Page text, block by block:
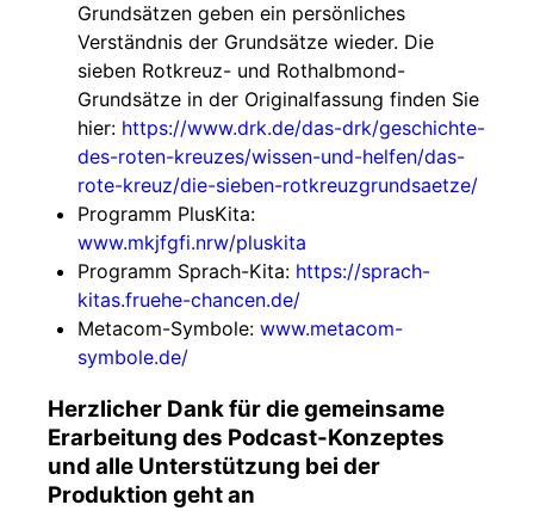
Grundsätzen geben ein persönliches
Verständnis der Grundsätze wieder. Die
sieben Rotkreuz- und Rothalbmond-
Grundsätze in der Originalfassung finden Sie
hier: https://www.drk.de/das-drk/geschichte-
des-roten-kreuzes/wissen-und-helfen/das-
rote-kreuz/die-sieben-rotkreuzgrundsaetze/
Programm PlusKita:
www.mkjfgfi.nrw/pluskita
Programm Sprach-Kita: https://sprach-
kitas.fruehe-chancen.de/
Metacom-Symbole: www.metacom-
symbole.de/
Herzlicher Dank für die gemeinsame
Erarbeitung des Podcast-Konzeptes
und alle Unterstützung bei der
Produktion geht an